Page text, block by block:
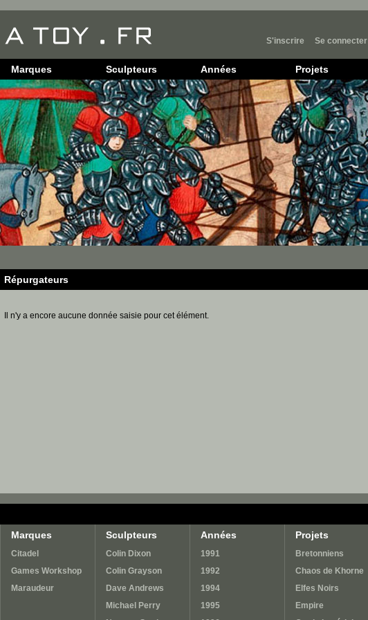
S'inscrire Se connecter
Marques Sculpteurs Années Projets
Répurgateurs
Il n'y a encore aucune donnée saisie pour cet élément.
Marques
Citadel
Games Workshop
Maraudeur
Sculpteurs
Colin Dixon
Colin Grayson
Dave Andrews
Michael Perry
Années
1991
1992
1994
1995
Projets
Bretonniens
Chaos de Khorne
Elfes Noirs
Empire